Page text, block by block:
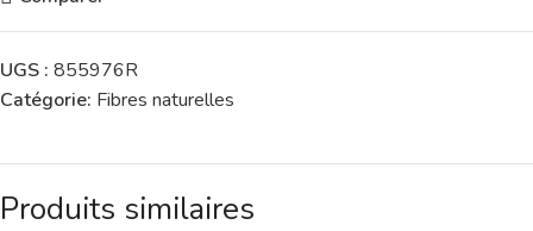
UGS : 855976R
Catégorie: Fibres naturelles
Produits similaires